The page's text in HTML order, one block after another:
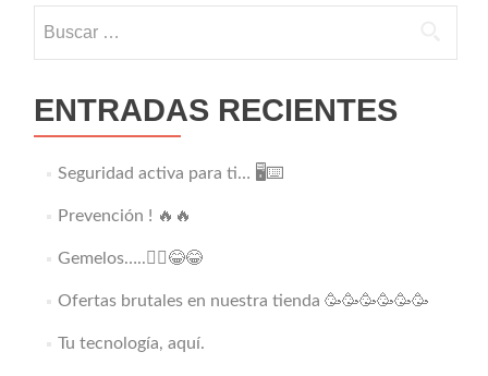
estadísticas
a
los
🤷‍♂️
ENTRADAS RECIENTES
Seguridad activa para ti… 🖥️⌨️
Prevención ! 🔥🔥
Gemelos…..👯‍♂️😂😂
Ofertas brutales en nuestra tienda 🥳🥳🥳🥳🥳🥳
Tu tecnología, aquí.